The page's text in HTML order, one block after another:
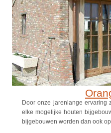
Door onze jarenlange
elke mogelijke houten
bijgebouwen worden dan ook